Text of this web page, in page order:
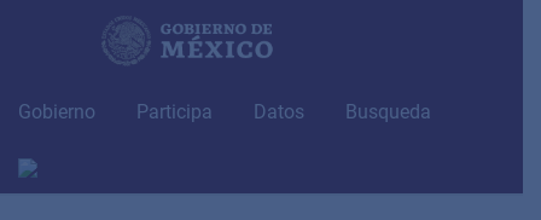
Gobierno
Participa Datos Busqueda